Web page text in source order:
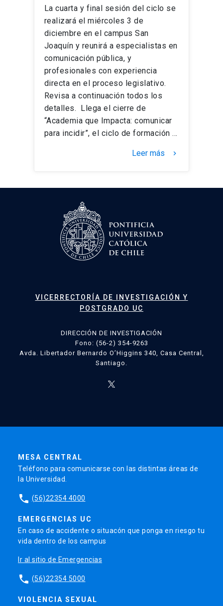
La cuarta y final sesión del ciclo se
realizará el miércoles 3 de
diciembre en el campus San
Joaquín y reunirá a especialistas en
comunicación pública, y
profesionales con experiencia
directa en el proceso legislativo.
Revisa a continuación todos los
detalles. Llega el cierre de
“Academia que Impacta: comunicar
para incidir”, el ciclo de formación …
Leer más keyboard_arrow_right
VICERRECTORÍA DE INVESTIGACIÓN Y
POSTGRADO UC
DIRECCIÓN DE INVESTIGACIÓN
Fono: (56-2) 354-9263
Avda. Libertador Bernardo O’Higgins 340, Casa Central,
Santiago.
MESA CENTRAL
Teléfono para comunicarse con las distintas áreas de
la Universidad.
phone (56)22354 4000
EMERGENCIAS UC
En caso de accidente o situacón que ponga en riesgo tu
vida dentro de los campus
Ir al sitio de Emergencias
phone (56)22354 5000
VIOLENCIA SEXUAL